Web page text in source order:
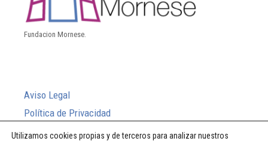
Fundacion Mornese.
Aviso Legal
Política de Privacidad
Política de Cookies
Utilizamos cookies propias y de terceros para analizar nuestros